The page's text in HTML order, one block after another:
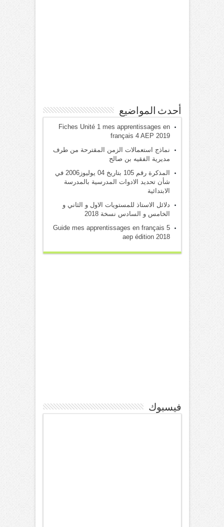
أحدث المواضيع
Fiches Unité 1 mes apprentissages en
français 4 AEP 2019
نماذج استعمالات الزمن المقترحة من طرف
مديرية الفقيه بن صالح
المذكرة رقم 105 بتاريخ 04 يوليوز2006 في
شأن تحديد الادوات المدرسية بالمدرسة
الابتدائية
دلائل الاستاذ للمستويات الاول و الثاني و
الخامس و السادس نسخة 2018
Guide mes apprentissages en français 5
aep édition 2018
فيسبوك